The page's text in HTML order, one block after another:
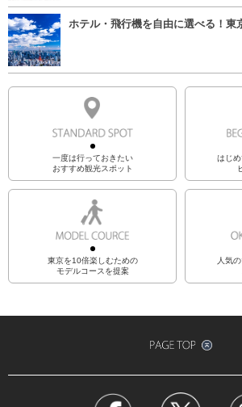
ホテル・飛行機を自由に選べる！東
一度は行っておきたい
おすすめ観光スポット
はじ
東京を10倍楽しむための
モデルコースを提案
人気